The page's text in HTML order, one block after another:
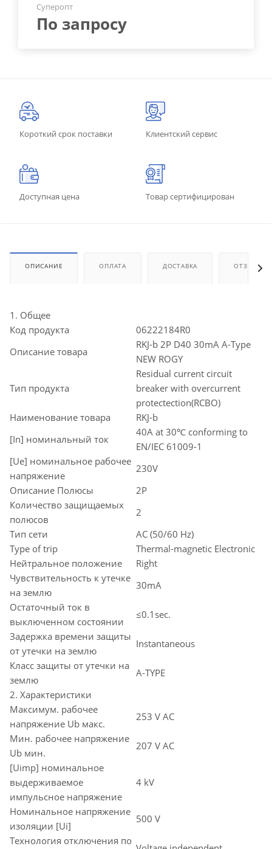
Суперопт
По запросу
Короткий срок поставки Клиентский сервис
Доступная цена Товар сертифицирован
ОПИСАНИЕ ОПЛАТА ДОСТАВКА ОТЗЫВЫ
1. Общее
Код продукта
06222184R0
Описание товара
RKJ-b 2P D40 30mA A-Type
NEW ROGY
Тип продукта
Residual current circuit
breaker with overcurrent
protectection(RCBO)
Наименование товара
RKJ-b
[In] номинальный ток
40A at 30℃ conforming to
EN/IEC 61009-1
[Ue] номинальное рабочее
напряжение
230V
Описание Полюсы
2P
Количество защищаемых
полюсов
2
Тип сети
AC (50/60 Hz)
Type of trip
Thermal-magnetic Electronic
Нейтральное положение
Right
Чувствительность к утечке
на землю
30mA
Остаточный ток в
выключенном состоянии
≤0.1sec.
Задержка времени защиты
от утечки на землю
Instantaneous
Класс защиты от утечки на
землю
A-TYPE
2. Характеристики
Максимум. рабочее
напряжение Ub макс.
253 V AC
Мин. рабочее напряжение
Ub мин.
207 V AC
[Uimp] номинальное
выдерживаемое
импульсное напряжение
4 kV
Номинальное напряжение
изоляции [Ui]
500 V
Технология отключения по